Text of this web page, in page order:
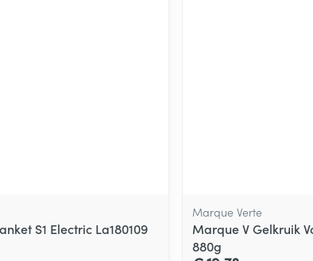
S1 Electric La180109
Marque Verte
Marque V Gelkruik
880g